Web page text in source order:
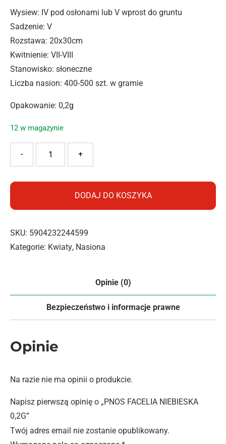
Wysiew: IV pod osłonami lub V wprost do gruntu
Sadzenie: V
Rozstawa: 20x30cm
Kwitnienie: VII-VIII
Stanowisko: słoneczne
Liczba nasion: 400-500 szt. w gramie
Opakowanie: 0,2g
12 w magazynie
+
-
DODAJ DO KOSZYKA
SKU: 5904232244599
Kategorie: Kwiaty, Nasiona
Opinie (0)
Bezpieczeństwo i informacje prawne
Opinie
Na razie nie ma opinii o produkcie.
Napisz pierwszą opinię o „PNOS FACELIA NIEBIESKA
0,2G”
Twój adres email nie zostanie opublikowany.